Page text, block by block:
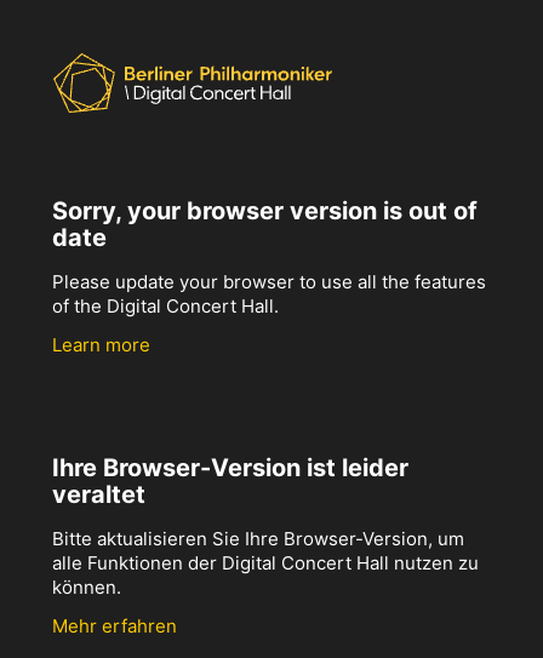
Sorry, your browser version is out of
date
Please update your browser to use all the features
of the Digital Concert Hall.
Learn more
Ihre Browser-Version ist leider
veraltet
Bitte aktualisieren Sie Ihre Browser-Version, um
alle Funktionen der Digital Concert Hall nutzen zu
können.
Mehr erfahren